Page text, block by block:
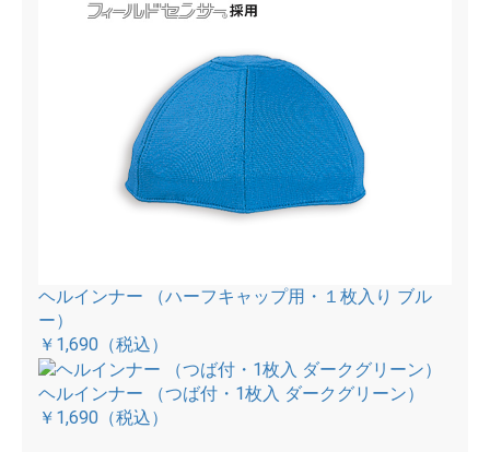
ヘルインナー （ハーフキャップ用・１枚入り ブル
ー）
￥1,690 （税込）
ヘルインナー （つば付・1枚入 ダークグリーン）
￥1,690 （税込）